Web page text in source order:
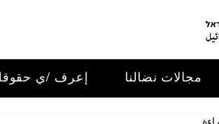
مجالات نضالنا إعرف /ي